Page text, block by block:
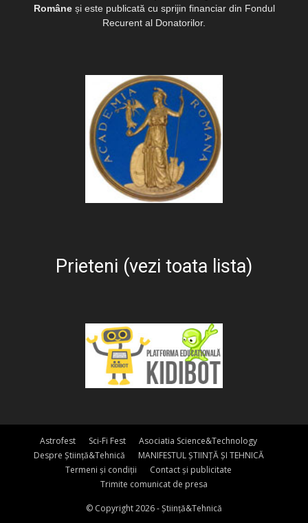
Româneși este publicată cu sprijin financiar din Fondul
Recurent al Donatorilor.
Prieteni (vezi toata lista)
Astrofest Sci-Fi Fest
Asociatia Science&Technology
Despre Știință&Tehnică
MANIFESTUL ȘTIINȚĂ ȘI TEHNICĂ
Termeni și condiții
Contact și publicitate
Trimite comunicat de presa
© Copyright 2026 - Știință&Tehnică